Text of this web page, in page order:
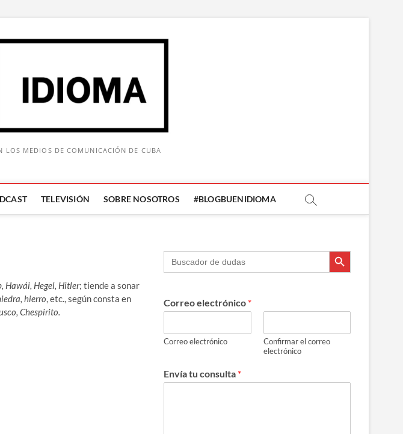
LOS MEDIOS DE COMUNICACIÓN DE CUBA
TELEVISIÓN SOBRE NOSOTROS #BLOGBUENIDIOMA
Buscar: Botón de búsqueda
Hawái, Hegel, Hitler; tiende a sonar
hierro, etc., según consta en
Chespirito.
Buscar: Botón de búsqueda
Correo electrónico *
Correo electrónico
Confirmar el correo
electrónico
Envía tu consulta *